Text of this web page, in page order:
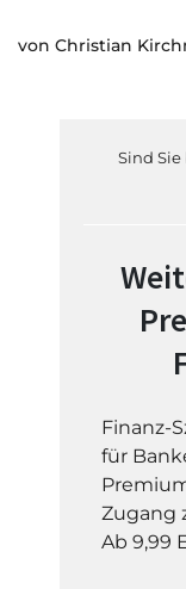
von Christian
Sind
Finanz-
für
Zugang
Ab 9,99